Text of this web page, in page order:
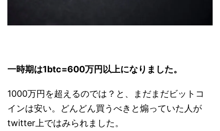
一時期は1btc=600万円以上になりました。
1000万円を超えるのでは？と、まだまだビットコ
インは安い。どんどん買うべきと煽っていた人が
twitter上ではみられました。